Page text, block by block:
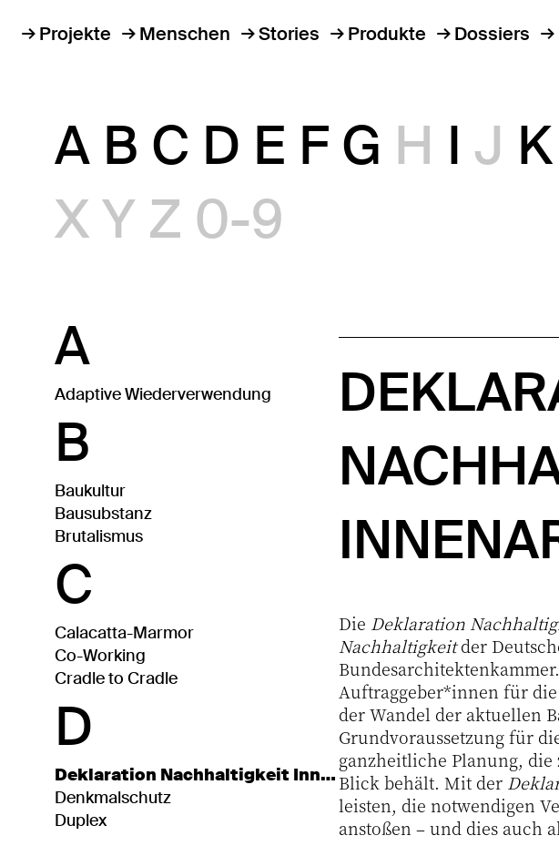
Projekte Menschen Stories Produkte Dossiers
A B C D E F G H I J K
XY Z 0-9
A
Adaptive Wiederverwendung
B
Baukultur
Bausubstanz
Brutalismus
C
Calacatta-Marmor
Co-Working
Cradle to Cradle
D
Deklaration Nachhaltigkeit Innenarchitektur
Denkmalschutz
Duplex
Die Deklaration
Nachhaltigkeitder
Auftraggeber*innen für
der Wandel der aktuellen
Grundvoraussetzung für
ganzheitliche Planung,
Blick behält. Mit der
leisten, die notwendigen
anstoßen – und dies auch